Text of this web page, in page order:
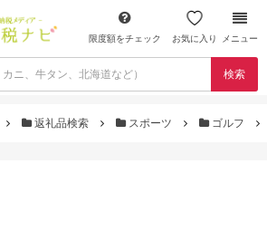
限度額をチェック お気に入り メニュー
検索
返礼品検索 スポーツ ゴルフ